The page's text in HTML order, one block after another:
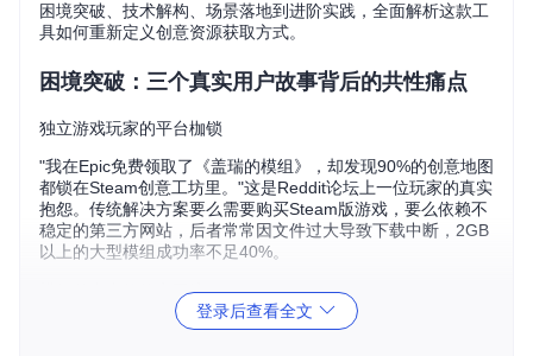
困境突破、技术解构、场景落地到进阶实践，全面解析这款工
具如何重新定义创意资源获取方式。
困境突破：三个真实用户故事背后的共性痛点
独立游戏玩家的平台枷锁
"我在Epic免费领取了《盖瑞的模组》，却发现90%的创意地图
都锁在Steam创意工坊里。"这是Reddit论坛上一位玩家的真实
抱怨。传统解决方案要么需要购买Steam版游戏，要么依赖不
稳定的第三方网站，后者常常因文件过大导致下载中断，2GB
以上的大型模组成功率不足40%。
模组整合者的效率困境
国内某《方舟：生存进化》模组整合包制作者分享道："每次
登录后查看全文